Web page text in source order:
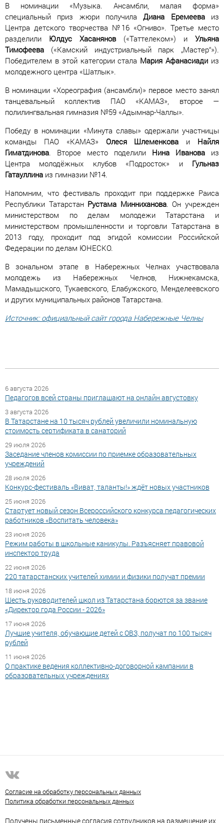
В номинации «Музыка. Ансамбли, малая форма»
специальный приз жюри получилаДиана Еремееваиз
Центра детского творчества №16 «Огниво». Третье место
разделили Юлдус Хасанянов(«Таттелеком») и Ульяна
Тимофеева («Камский индустриальный парк „Мастер“»).
Победителем в этой категории стала Мария Афанасиади из
молодежного центра «Шатлык».
В номинации «Хореография (ансамбли)» первое место занял
танцевальный коллектив ПАО «КАМАЗ», второе —
полилингвальная гимназия №59 «Адымнар-Чаллы».
Победу в номинации «Минута славы» одержали участницы
команды ПАО «КАМАЗ» Олеся Шлеменкова и Найля
Гиматдинова. Второе место поделили Нина Иванова из
Центра молодёжных клубов «Подросток» и Гульназ
Гатауллина из гимназии №14.
Напомним, что фестиваль проходит при поддержке Раиса
Республики Татарстан Рустама Минниханова. Он учрежден
министерством по делам молодежи Татарстана и
министерством промышленности и торговли Татарстана в
2013 году, проходит под эгидой комиссии Российской
Федерации по делам ЮНЕСКО.
В зональном этапе в Набережных Челнах участвовала
молодежь из Набережных Челнов, Нижнекамска,
Мамадышского, Тукаевского, Елабужского, Менделеевского
и других муниципальных районов Татарстана.
Источник: официальный сайт города Набережные Челны
6 августа 2026
Педагогов всей страны приглашают на онлайн августовку
3 августа 2026
В Татарстане на 10 тысяч рублей увеличили номинальную
стоимость сертификата в санаторий
29 июля 2026
Заседание членов комиссии по приемке образовательных
учреждений
28 июля 2026
Конкурс-фестиваль «Виват, таланты!» ждёт новых участников
25 июня 2026
Стартует новый сезон Всероссийского конкурса педагогических
работников «Воспитать человека»
23 июня 2026
Режим работы в школьные каникулы. Разъясняет правовой
инспектор труда
22 июня 2026
220 татарстанских учителей химии и физики получат премии
18 июня 2026
Шесть руководителей школ из Татарстана борются за звание
«Директор года России - 2026»
17 июня 2026
Лучшие учителя, обучающие детей с ОВЗ, получат по 100 тысяч
рублей
11 июня 2026
О практике ведения коллективно-договорной кампании в
образовательных учреждениях
Согласие на обработку персональных данных
Политика обработки персональных данных
Получены письменные согласия сотрудников на размещение их